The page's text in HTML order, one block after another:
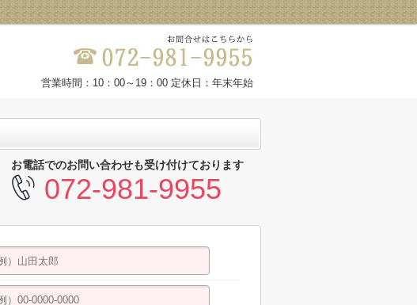
営業時間：10：00～19：00 定休日：年末年始
お電話でのお問い合わせも受け付けております
072-981-9955